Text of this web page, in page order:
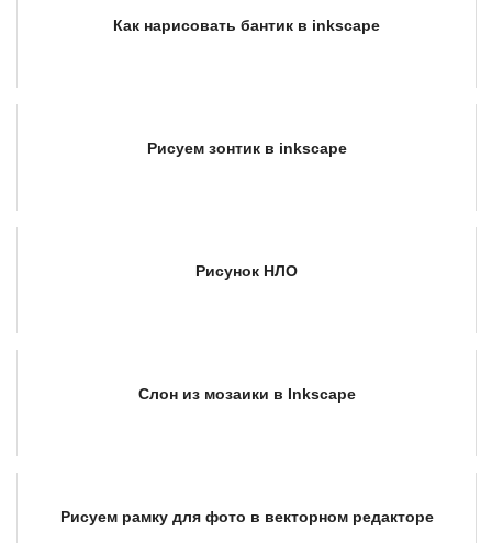
Как нарисовать бантик в inkscape
Рисуем зонтик в inkscape
Рисунок НЛО
Слон из мозаики в Inkscape
Рисуем рамку для фото в векторном редакторе